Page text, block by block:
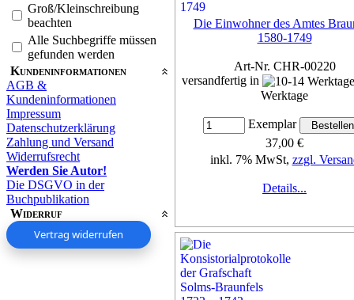
Groß/Kleinschreibung
beachten
Alle Suchbegriffe müssen
gefunden werden
Kundeninformationen
AGB &
Kundeninformationen
Impressum
Datenschutzerklärung
Zahlung und Versand
Widerrufsrecht
Werden Sie Autor!
Die DSGVO in der
Buchpublikation
Widerruf
Vertrag widerrufen
Die Einwohner des Amtes
1580-1749
Art-Nr. CHR-00220
versandfertig in
Werktage
Exemplar
37,00 €
inkl. 7% MwSt, zzgl.
Details...